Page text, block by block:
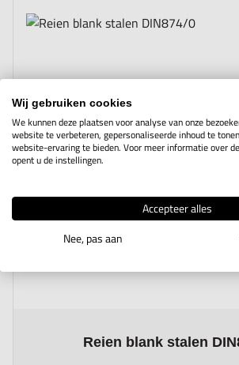
Reien blank stalen
The price depends on the options
Wij gebruiken cookies
We kunnen deze plaatsen voor analyse van onze
website te verbeteren, gepersonaliseerde inhoud te
website-ervaring te bieden. Voor meer informatie over
opent u de instellingen.
Accepteer alles
Nee, pas aan